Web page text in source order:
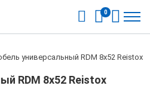
0
универсальный RDМ 8х52 Reistox
RDМ 8х52 Reistox